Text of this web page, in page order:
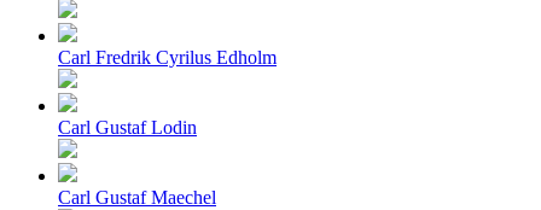
Carl Fredrik Cyrilus Edholm
Carl Gustaf Lodin
Carl Gustaf Maechel